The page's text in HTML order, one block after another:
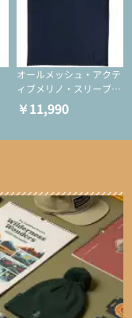
オールメッシュ・アクテ
ィブメリノ・スリーブレ
ス
￥11,990